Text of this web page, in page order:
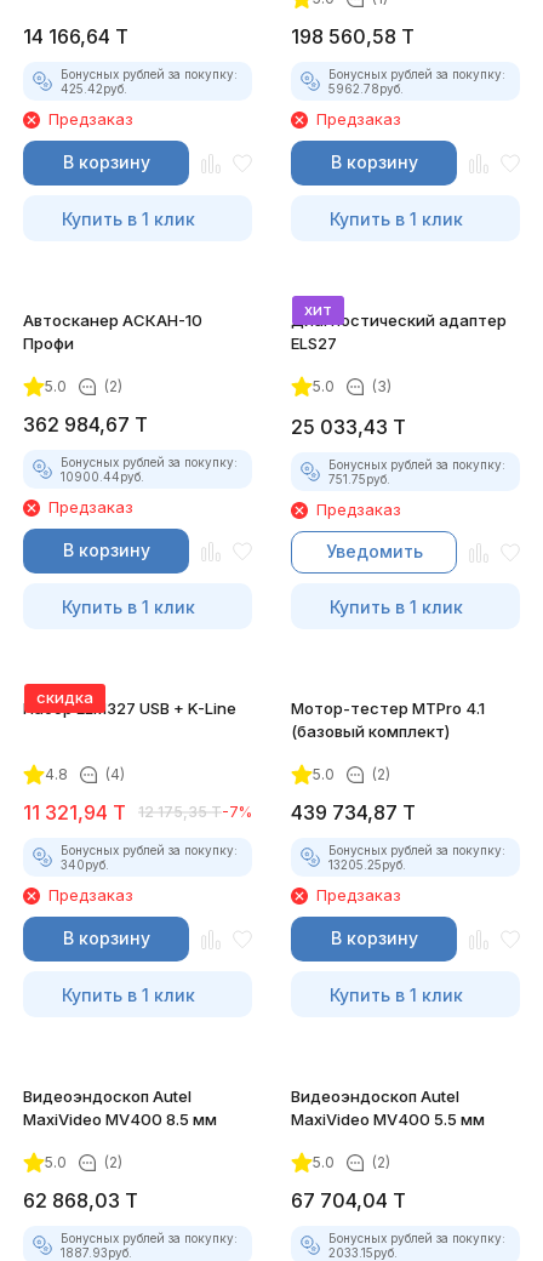
14 166,64 T
Бонусных рублей за покупку:
425.42руб.
Предзаказ
В корзину
Купить в 1 клик
198 560,58 T
Бонусных рублей за покупку:
5962.78руб.
Предзаказ
В корзину
Купить в 1 клик
Автосканер АСКАН-10
Профи
5.0 (2)
362 984,67 T
Бонусных рублей за покупку:
10900.44руб.
Предзаказ
В корзину
Купить в 1 клик
хит
Диагностический адаптер
ELS27
5.0 (3)
25 033,43 T
Бонусных рублей за покупку:
751.75руб.
Предзаказ
Уведомить
Купить в 1 клик
скидка
Набор ELM327 USB + K-Line
4.8 (4)
11 321,94 T 12 175,35 T-7%
Бонусных рублей за покупку:
340руб.
Предзаказ
В корзину
Купить в 1 клик
Мотор-тестер MTPro 4.1
(базовый комплект)
5.0 (2)
439 734,87 T
Бонусных рублей за покупку:
13205.25руб.
Предзаказ
В корзину
Купить в 1 клик
Видеоэндоскоп Autel
MaxiVideo MV400 8.5 мм
5.0 (2)
62 868,03 T
Бонусных рублей за покупку:
1887.93руб.
Видеоэндоскоп Autel
MaxiVideo MV400 5.5 мм
5.0 (2)
67 704,04 T
Бонусных рублей за покупку:
2033.15руб.